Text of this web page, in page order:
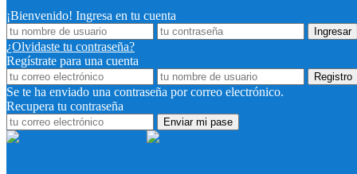
¡Bienvenido! Ingresa en tu cuenta
¿Olvidaste tu contraseña?
Regístrate para una cuenta
Se te ha enviado una contraseña por correo electrónico.
Recupera tu contraseña